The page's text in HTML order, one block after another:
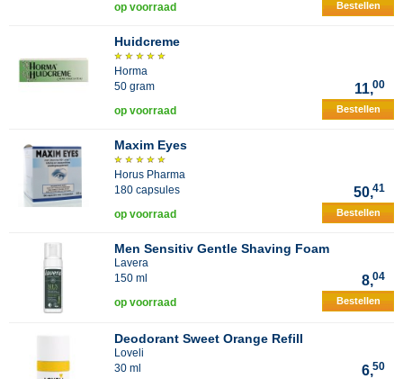
op voorraad Bestellen
Huidcreme
Horma
50 gram
11,00
op voorraad Bestellen
Maxim Eyes
Horus Pharma
180 capsules
50,41
op voorraad Bestellen
Men Sensitiv Gentle Shaving Foam
Lavera
150 ml
8,04
op voorraad Bestellen
Deodorant Sweet Orange Refill
Loveli
30 ml
6,50